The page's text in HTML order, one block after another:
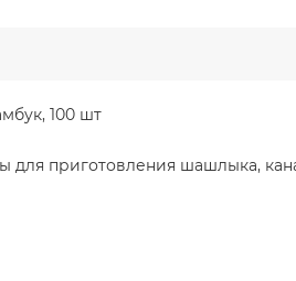
100 шт
для приготовления шашлыка,